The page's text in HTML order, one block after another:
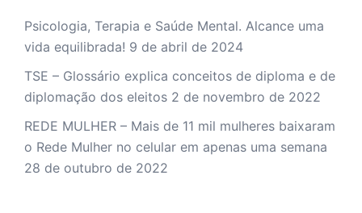
Psicologia, Terapia e Saúde Mental. Alcance uma
vida equilibrada! 9 de abril de 2024
TSE – Glossário explica conceitos de diploma e de
diplomação dos eleitos 2 de novembro de 2022
REDE MULHER – Mais de 11 mil mulheres baixaram
o Rede Mulher no celular em apenas uma semana
28 de outubro de 2022